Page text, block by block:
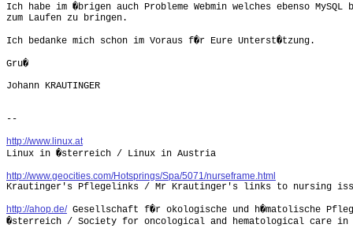
Ich habe im �brigen auch Probleme Webmin welches ebenso MySQL
zum Laufen zu bringen.
Ich bedanke mich schon im Voraus f�r Eure Unterst�tzung.
Gru�
Johann KRAUTINGER
--
http://www.linux.at
Linux in �sterreich / Linux in Austria
http://www.geocities.com/Hotsprings/Spa/5071/nurseframe.html
Krautinger's Pflegelinks / Mr Krautinger's links to nursing
http://ahop.de/ Gesellschaft f�r okologische und h�matolische
�sterreich / Society for oncological and hematological care in